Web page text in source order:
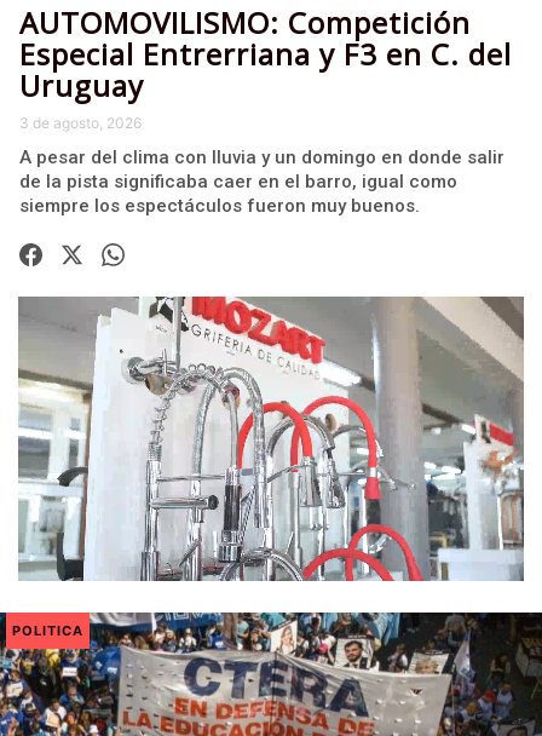
AUTOMOVILISMO: Competición
Especial Entrerriana y F3 en C. del
Uruguay
3 de agosto, 2026
A pesar del clima con lluvia y un domingo en donde salir
de la pista significaba caer en el barro, igual como
siempre los espectáculos fueron muy buenos.
POLITICA